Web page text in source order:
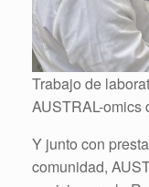
Trabajo de
AUSTRAL-omics
Y junto con
comunidad,